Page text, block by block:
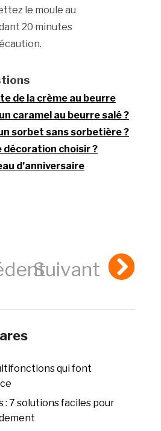
le moule au
20 minutes
de la crème au beurre
caramel au beurre salé ?
sorbet sans sorbetière ?
décoration choisir ?
d’anniversaire
Suivant
qui font
: 7 solutions faciles pour